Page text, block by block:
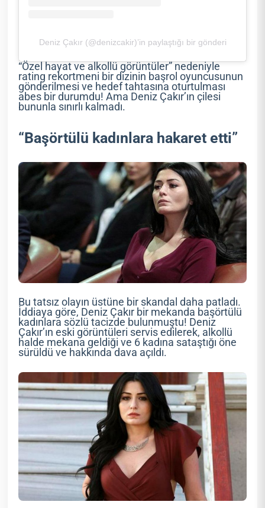
Deniz Çakır (@denizcakir)’in paylaştığı bir gönderi
“Özel hayat ve alkollü görüntüler” nedeniyle
rating rekortmeni bir dizinin başrol oyuncusunun
gönderilmesi ve hedef tahtasına oturtulması
abes bir durumdu! Ama Deniz Çakır’ın çilesi
bununla sınırlı kalmadı.
“Başörtülü kadınlara hakaret etti”
Bu tatsız olayın üstüne bir skandal daha patladı.
İddiaya göre, Deniz Çakır bir mekanda başörtülü
kadınlara sözlü tacizde bulunmuştu! Deniz
Çakır’ın eski görüntüleri servis edilerek, alkollü
halde mekana geldiği ve 6 kadına sataştığı öne
sürüldü ve hakkında dava açıldı.